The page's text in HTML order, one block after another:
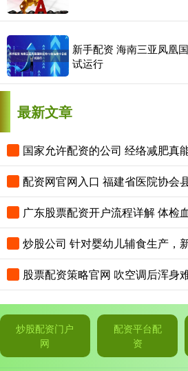
新手配资 海南三亚凤凰
试运行
最新文章
炒股公司 针对婴幼儿辅食生产，
股票配资策略官网 吹空调后浑身
炒股配资门户
网
配资平台配
资